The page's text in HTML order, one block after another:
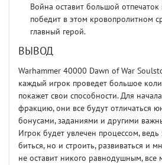
Война оставит большой отпечаток
победит в этом кровопролитном
главный герой.
ВЫВОД
Warhammer 40000 Dawn of War
каждый игрок проведет большое
покажет свои способности. Для
фракцию, они все будут отличаться
бонусами, заданиями и другими
Игрок будет увлечен процессом,
биться, но и строить, развиваться и
не оставит никого равнодушным, все